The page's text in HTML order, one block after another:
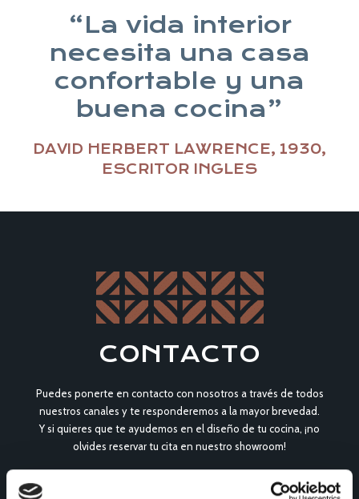
“La vida interior
necesita una casa
confortable y una
buena cocina”
DAVID HERBERT LAWRENCE, 1930,
ESCRITOR INGLES
CONTACTO
Puedes ponerte en contacto con nosotros a través de todos
nuestros canales y te responderemos a la mayor brevedad.
Y si quieres que te ayudemos en el diseño de tu cocina, ¡no
olvides reservar tu cita en nuestro showroom!